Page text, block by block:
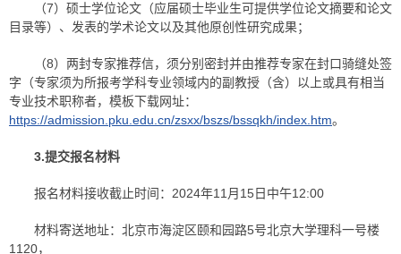
（7）硕士学位论文（应届硕士毕业生可提供学位论文摘要和论文
目录等）、发表的学术论文以及其他原创性研究成果；
（8）两封专家推荐信，须分别密封并由推荐专家在封口骑缝处签
字（专家须为所报考学科专业领域内的副教授（含）以上或具有相当
专业技术职称者，模板下载网址：
https://admission.pku.edu.cn/zsxx/bszs/bssqkh/index.htm。
3.提交报名材料
报名材料接收截止时间：2024年11月15日中午12:00
材料寄送地址：北京市海淀区颐和园路5号北京大学理科一号楼
1120，